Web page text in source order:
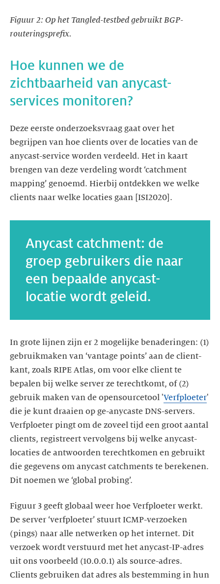
Figuur 2: Op het Tangled-testbed gebruikt BGP-
routeringsprefix.
Hoe kunnen we de
zichtbaarheid van anycast-
Deze eerste onderzoeksvraag gaat over het
begrijpen van hoe clients over de locaties van de
anycast-service worden verdeeld. Het in kaart
brengen van deze verdeling wordt ‘catchment
mapping’ genoemd. Hierbij ontdekken we welke
clients naar welke locaties gaan [ISI2020].
Anycast catchment: de
groep gebruikers die naar
een bepaalde anycast-
locatie wordt geleid.
In grote lijnen zijn er 2 mogelijke benaderingen: (1)
gebruikmaken van ‘vantage points’ aan de client-
kant, zoals RIPE Atlas, om voor elke client te
bepalen bij welke server ze terechtkomt, of (2)
gebruik maken van de opensourcetool 'Verfploeter'
die je kunt draaien op ge-anycaste DNS-servers.
Verfploeter pingt om de zoveel tijd een groot aantal
clients, registreert vervolgens bij welke anycast-
locaties de antwoorden terechtkomen en gebruikt
die gegevens om anycast catchments te berekenen.
Figuur 3 geeft globaal weer hoe Verfploeter werkt.
De server ‘verfploeter’ stuurt ICMP-verzoeken
(pings) naar alle netwerken op het internet. Dit
verzoek wordt verstuurd met het anycast-IP-adres
uit ons voorbeeld (10.0.0.1) als source-adres.
Clients gebruiken dat adres als bestemming in hun